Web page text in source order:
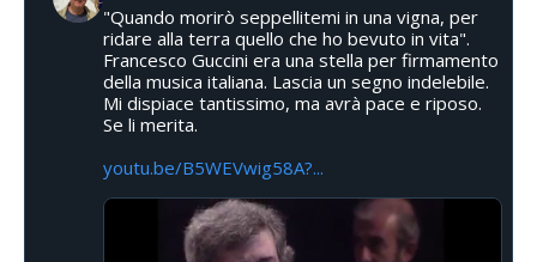
"Quando morirò seppellitemi in una vigna, per
ridare alla terra quello che ho bevuto in vita".
Francesco Guccini era una stella per firmamento
della musica italiana. Lascia un segno indelebile.
Mi dispiace tantissimo, ma avrà pace e riposo.
Se li merita.
youtu.be/B5WEVwig58A?...